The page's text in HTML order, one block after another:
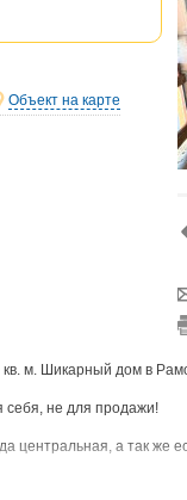
Объект на карте
м. Шикарный дом в
себя, не для продажи!
центральная, а так же